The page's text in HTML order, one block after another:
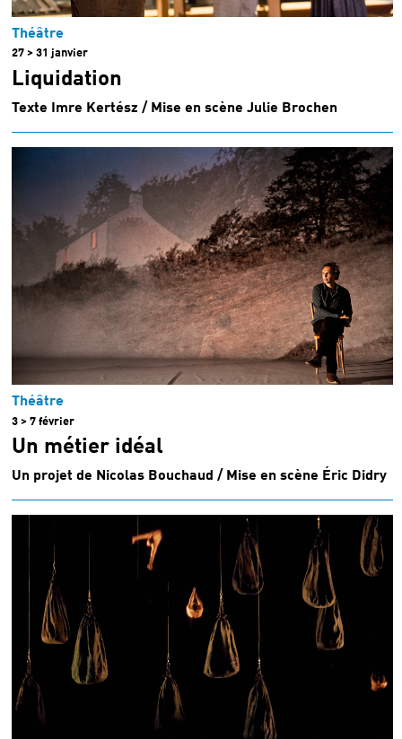
Théâtre
27 > 31 janvier
Liquidation
Texte Imre Kertész / Mise en scène Julie Brochen
Théâtre
3 > 7 février
Un métier idéal
Un projet de Nicolas Bouchaud / Mise en scène Éric Didry